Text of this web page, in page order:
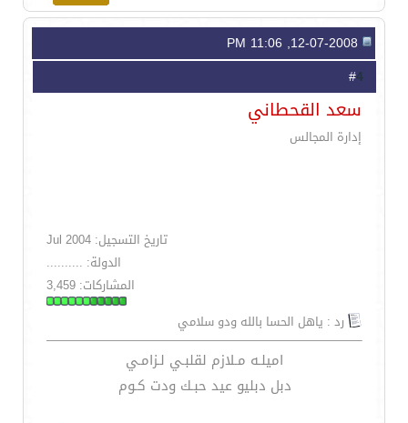
4
سعد القحطاني
إدارة المجالس
تاريخ التسجيل: Jul 2004
الدولة: ..........
المشاركات: 3,459
رد : ياهل الحسا بالله ودو سلامي
اميلـه مـلازم لقلبـي لـزامـي
دبل دبليو عيد حبـك ودت كـوم